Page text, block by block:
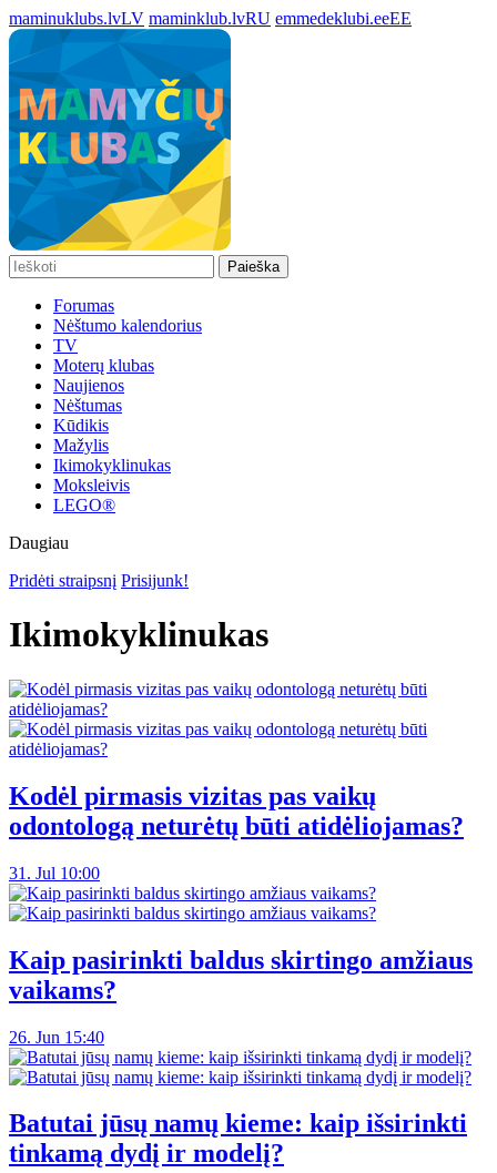
maminuklubs.lvLV maminklub.lvRU emmedeklubi.eeEE
Paieška
Forumas
Nėštumo kalendorius
TV
Moterų klubas
Naujienos
Nėštumas
Kūdikis
Mažylis
Ikimokyklinukas
Moksleivis
LEGO®
Daugiau
Pridėti straipsnį Prisijunk!
Ikimokyklinukas
Kodėl pirmasis vizitas pas vaikų
odontologą neturėtų būti atidėliojamas?
31. Jul 10:00
Kaip pasirinkti baldus skirtingo amžiaus
vaikams?
26. Jun 15:40
Batutai jūsų namų kieme: kaip išsirinkti
tinkamą dydį ir modelį?